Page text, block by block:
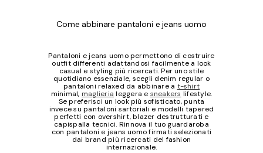
Come abbinare pantaloni e jeans uomo
Pantaloni e jeans uomo permettono di costruire
outfit differenti adattandosi facilmente a look
casual e styling più ricercati. Per uno stile
quotidiano essenziale, scegli denim regular o
pantaloni relaxed da abbinare a t-shirt
minimal, maglieria leggera e sneakers lifestyle.
Se preferisci un look più sofisticato, punta
invece su pantaloni sartoriali e modelli tapered
perfetti con overshirt, blazer destrutturati e
capispalla tecnici. Rinnova il tuo guardaroba
con pantaloni e jeans uomo firmati selezionati
dai brand più ricercati del fashion
internazionale.